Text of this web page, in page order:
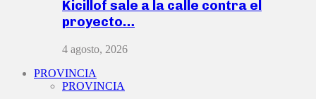
Kicillof sale a la calle contra el
proyecto…
4 agosto, 2026
PROVINCIA
PROVINCIA